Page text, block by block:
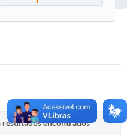
resultados encontrados